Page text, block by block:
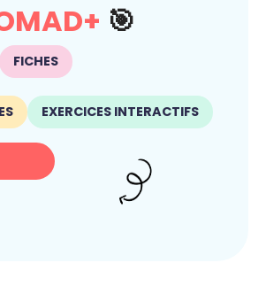
🎯
FICHES
EXERCICES INTERACTIFS